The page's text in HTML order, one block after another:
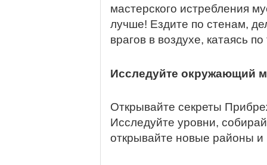
мастерского истребления
лучше! Ездите по стенам,
врагов в воздухе, катаясь
Исследуйте окружающий
Открывайте секреты
Исследуйте уровни,
открывайте новые районы и